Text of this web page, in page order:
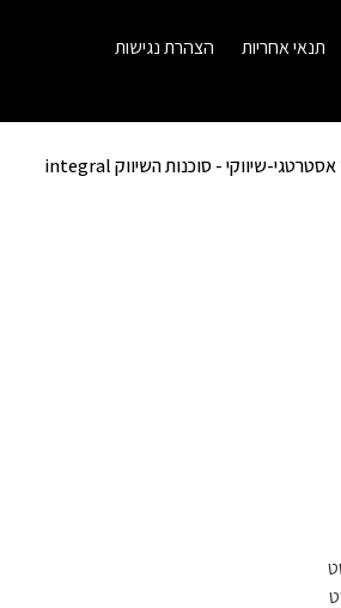
תנאי אחריות הצהרת נגישות
אסטרטגי-שיווקי -סוכנות השיווק integral